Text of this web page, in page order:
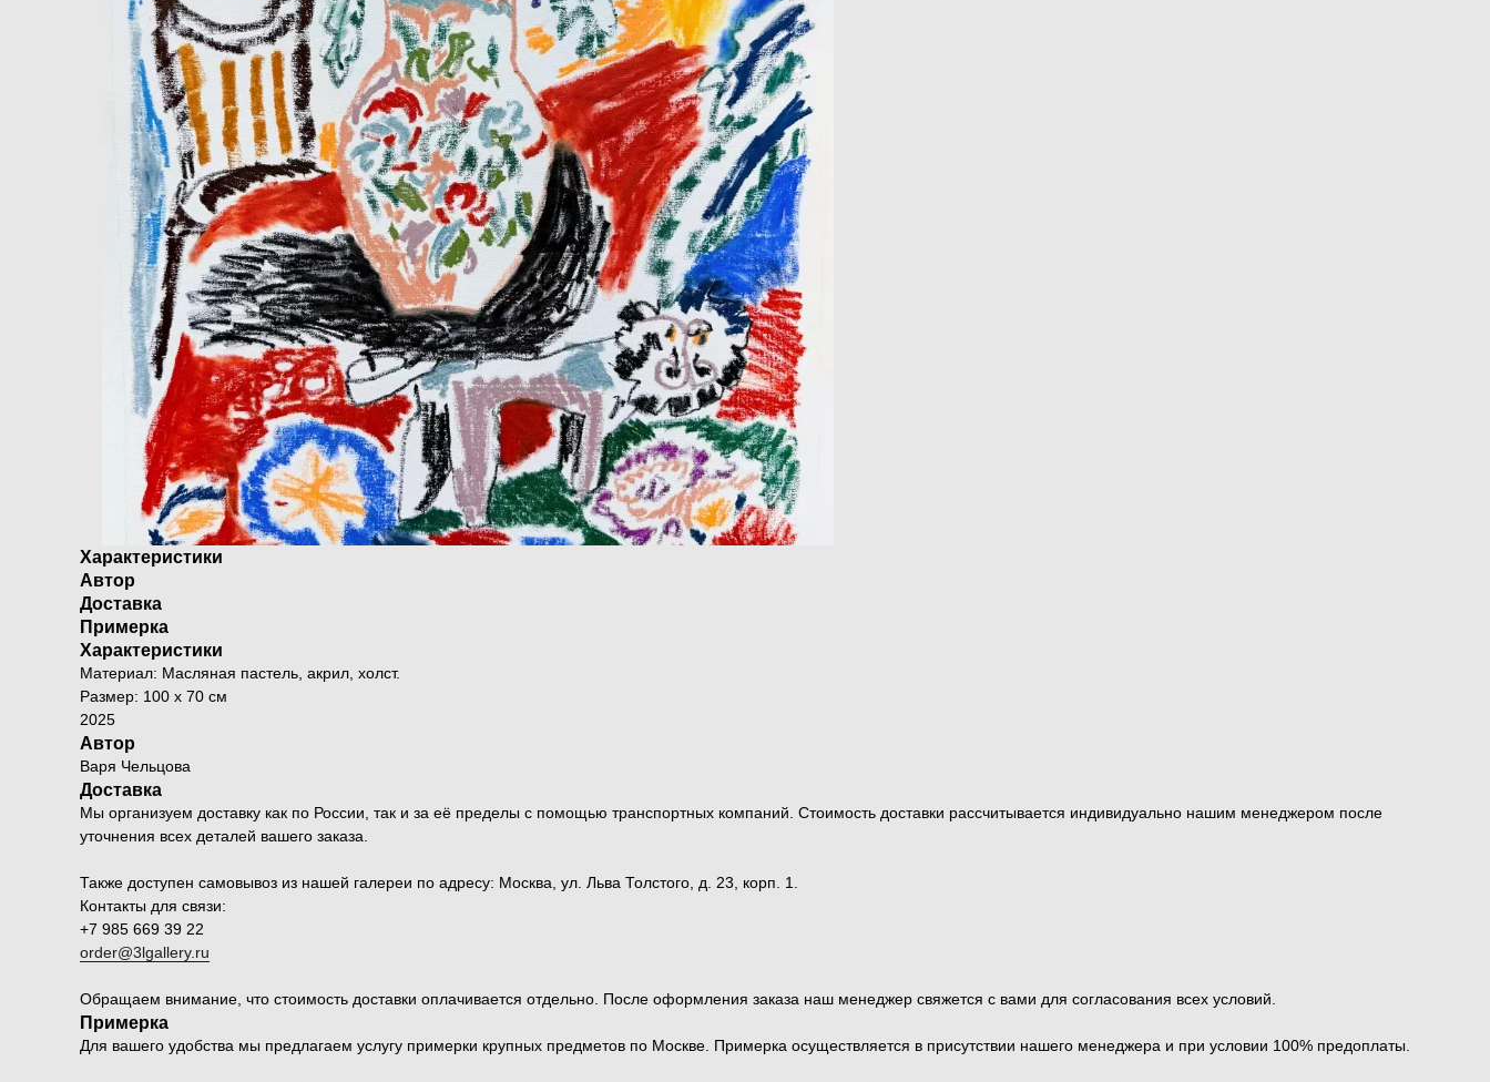
Характеристики
Автор
Доставка
Примерка
Характеристики
Материал: Масляная пастель, акрил, холст.
Размер: 100 х 70 см
2025
Автор
Варя Чельцова
Доставка
Мы организуем доставку как по России, так и за её пределы с помощью транспортных компаний. Стоимость доставки рассчитывается индивидуально нашим менеджером после
уточнения всех деталей вашего заказа.
Также доступен самовывоз из нашей галереи по адресу: Москва, ул. Льва Толстого, д. 23, корп. 1.
Контакты для связи:
+7 985 669 39 22
order@3lgallery.ru
Обращаем внимание, что стоимость доставки оплачивается отдельно. После оформления заказа наш менеджер свяжется с вами для согласования всех условий.
Примерка
Для вашего удобства мы предлагаем услугу примерки крупных предметов по Москве. Примерка осуществляется в присутствии нашего менеджера и при условии 100% предоплаты.